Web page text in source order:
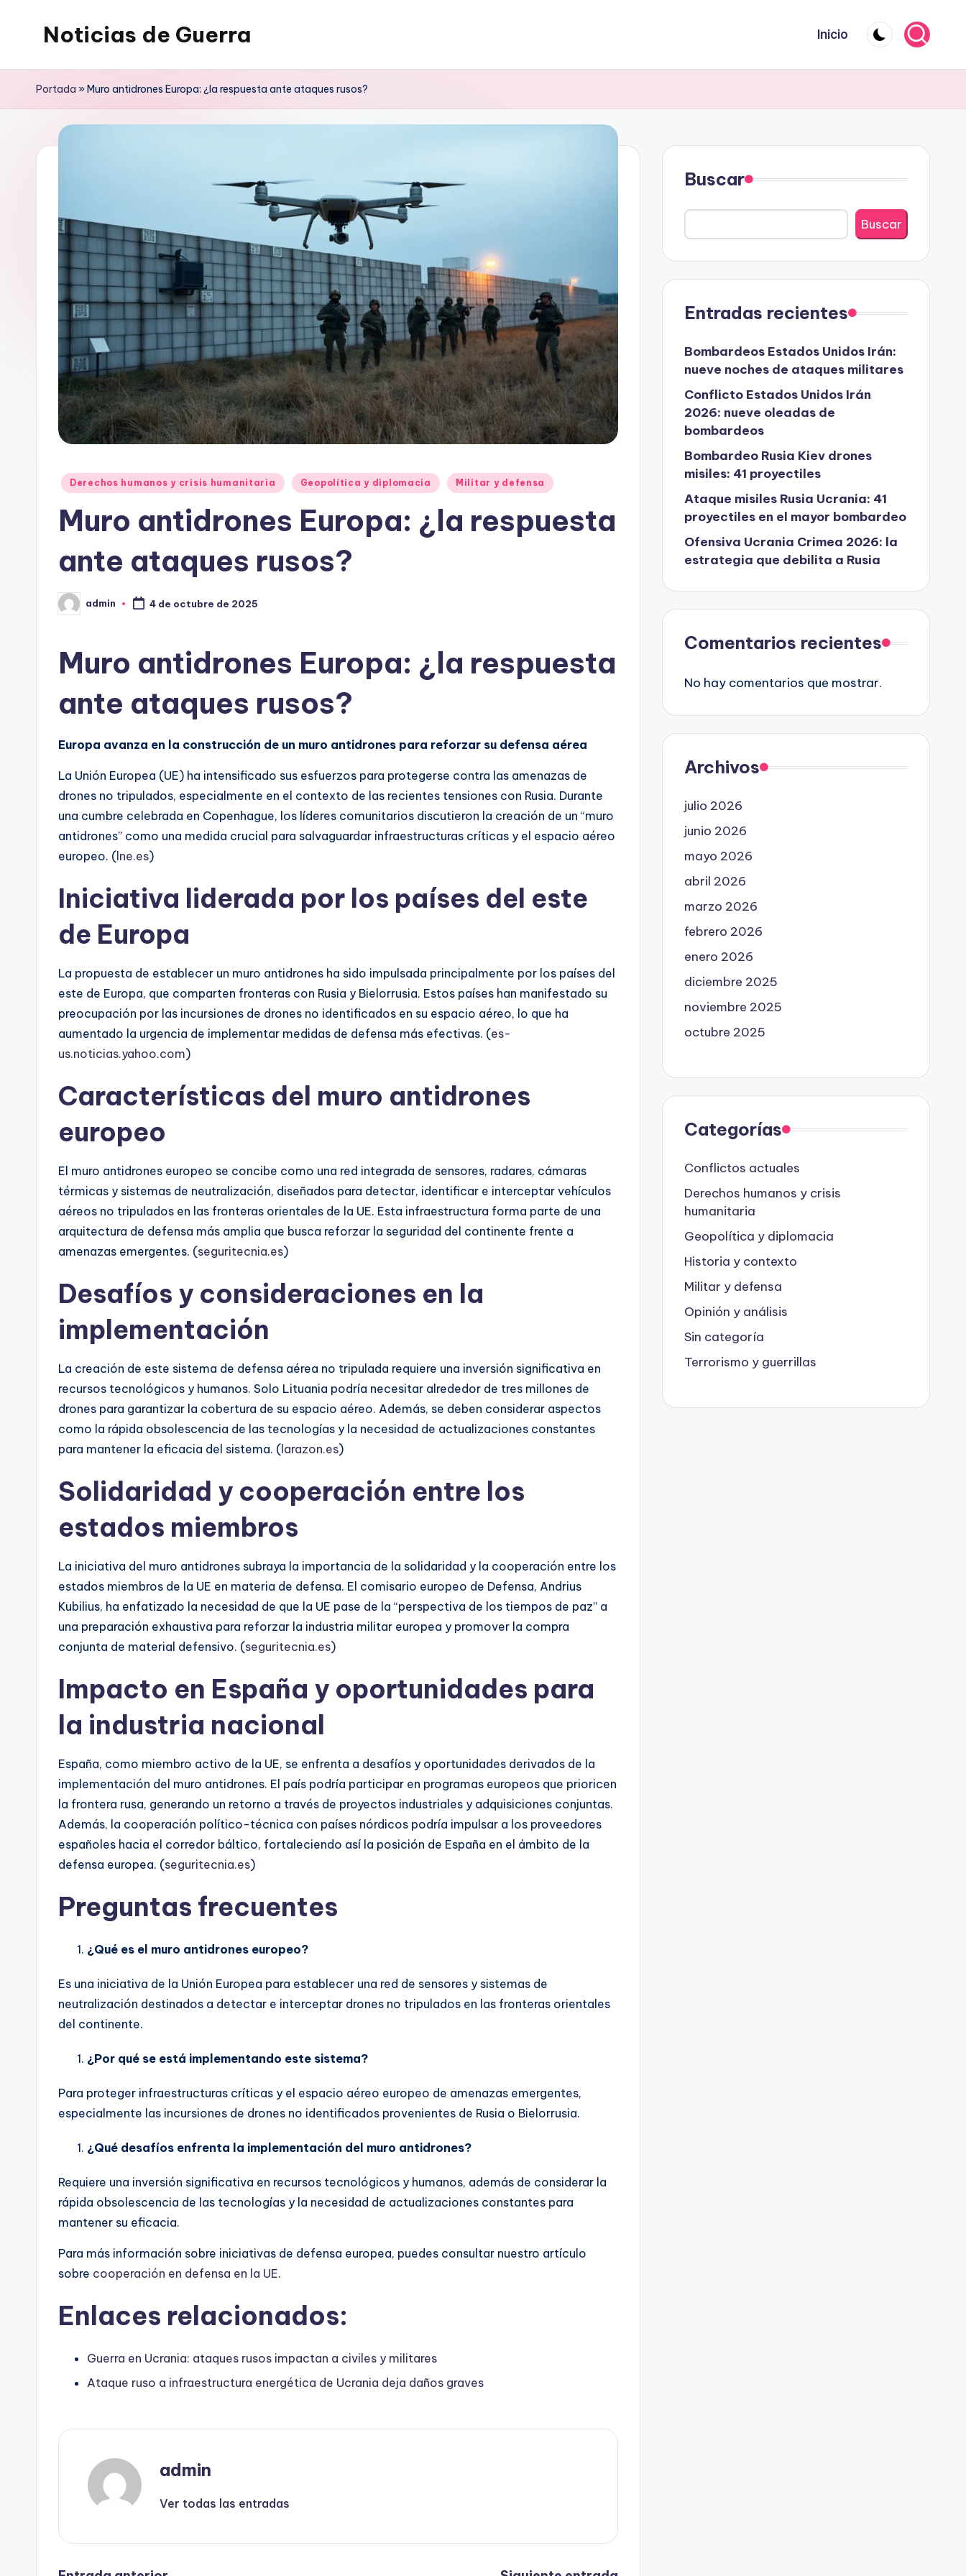
Noticias de Guerra Inicio
Portada »Muro antidrones Europa: ¿la respuesta ante ataques rusos?
Publicado
Derechos humanos y crisis humanitaria Geopolítica y diplomacia Militar y defensa
Muro antidrones Europa: ¿la respuesta
ante ataques rusos?
Publicado
por
admin 4 de octubre de 2025
Muro antidrones Europa: ¿la respuesta
ante ataques rusos?
Europa avanza en la construcción de un muro antidrones para reforzar su defensa aérea
La Unión Europea (UE) ha intensificado sus esfuerzos para protegerse contra las amenazas de
drones no tripulados, especialmente en el contexto de las recientes tensiones con Rusia. Durante
una cumbre celebrada en Copenhague, los líderes comunitarios discutieron la creación de un “muro
antidrones” como una medida crucial para salvaguardar infraestructuras críticas y el espacio aéreo
europeo. (lne.es)
Iniciativa liderada por los países del este
de Europa
La propuesta de establecer un muro antidrones ha sido impulsada principalmente por los países del
este de Europa, que comparten fronteras con Rusia y Bielorrusia. Estos países han manifestado su
preocupación por las incursiones de drones no identificados en su espacio aéreo, lo que ha
aumentado la urgencia de implementar medidas de defensa más efectivas. (es-
us.noticias.yahoo.com)
Características del muro antidrones
europeo
El muro antidrones europeo se concibe como una red integrada de sensores, radares, cámaras
térmicas y sistemas de neutralización, diseñados para detectar, identificar e interceptar vehículos
aéreos no tripulados en las fronteras orientales de la UE. Esta infraestructura forma parte de una
arquitectura de defensa más amplia que busca reforzar la seguridad del continente frente a
amenazas emergentes. (seguritecnia.es)
Desafíos y consideraciones en la
implementación
La creación de este sistema de defensa aérea no tripulada requiere una inversión significativa en
recursos tecnológicos y humanos. Solo Lituania podría necesitar alrededor de tres millones de
drones para garantizar la cobertura de su espacio aéreo. Además, se deben considerar aspectos
como la rápida obsolescencia de las tecnologías y la necesidad de actualizaciones constantes
para mantener la eficacia del sistema. (larazon.es)
Solidaridad y cooperación entre los
estados miembros
La iniciativa del muro antidrones subraya la importancia de la solidaridad y la cooperación entre los
estados miembros de la UE en materia de defensa. El comisario europeo de Defensa, Andrius
Kubilius, ha enfatizado la necesidad de que la UE pase de la “perspectiva de los tiempos de paz” a
una preparación exhaustiva para reforzar la industria militar europea y promover la compra
conjunta de material defensivo. (seguritecnia.es)
Impacto en España y oportunidades para
la industria nacional
España, como miembro activo de la UE, se enfrenta a desafíos y oportunidades derivados de la
implementación del muro antidrones. El país podría participar en programas europeos que prioricen
la frontera rusa, generando un retorno a través de proyectos industriales y adquisiciones conjuntas.
Además, la cooperación político-técnica con países nórdicos podría impulsar a los proveedores
españoles hacia el corredor báltico, fortaleciendo así la posición de España en el ámbito de la
defensa europea. (seguritecnia.es)
Preguntas frecuentes
¿Qué es el muro antidrones europeo?
Es una iniciativa de la Unión Europea para establecer una red de sensores y sistemas de
neutralización destinados a detectar e interceptar drones no tripulados en las fronteras orientales
del continente.
¿Por qué se está implementando este sistema?
Para proteger infraestructuras críticas y el espacio aéreo europeo de amenazas emergentes,
especialmente las incursiones de drones no identificados provenientes de Rusia o Bielorrusia.
¿Qué desafíos enfrenta la implementación del muro antidrones?
Requiere una inversión significativa en recursos tecnológicos y humanos, además de considerar la
rápida obsolescencia de las tecnologías y la necesidad de actualizaciones constantes para
mantener su eficacia.
Para más información sobre iniciativas de defensa europea, puedes consultar nuestro artículo
sobre cooperación en defensa en la UE.
Enlaces relacionados:
Guerra en Ucrania: ataques rusos impactan a civiles y militares
Ataque ruso a infraestructura energética de Ucrania deja daños graves
admin
Ver todas las entradas
Buscar
Buscar
Entradas recientes
Bombardeos Estados Unidos Irán:
nueve noches de ataques militares
Conflicto Estados Unidos Irán
2026: nueve oleadas de
bombardeos
Bombardeo Rusia Kiev drones
misiles: 41 proyectiles
Ataque misiles Rusia Ucrania: 41
proyectiles en el mayor bombardeo
Ofensiva Ucrania Crimea 2026: la
estrategia que debilita a Rusia
Comentarios recientes
No hay comentarios que mostrar.
Archivos
julio 2026
junio 2026
mayo 2026
abril 2026
marzo 2026
febrero 2026
enero 2026
diciembre 2025
noviembre 2025
octubre 2025
Categorías
Conflictos actuales
Derechos humanos y crisis
humanitaria
Geopolítica y diplomacia
Historia y contexto
Militar y defensa
Opinión y análisis
Sin categoría
Terrorismo y guerrillas